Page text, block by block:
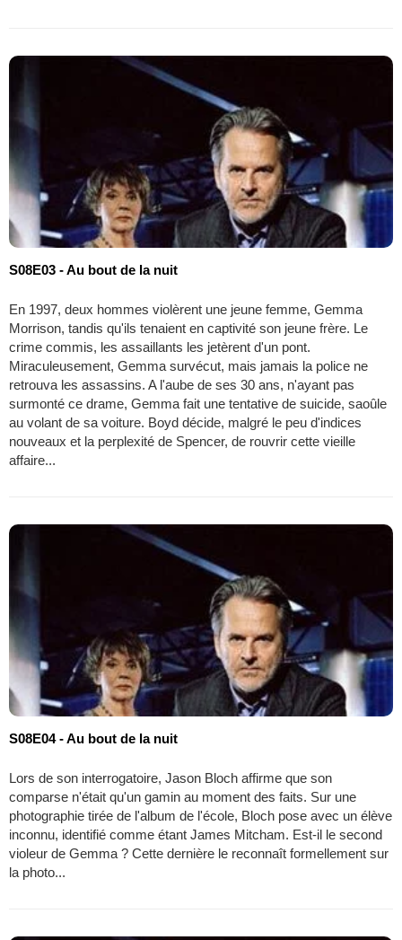
S08E03 - Au bout de la nuit
En 1997, deux hommes violèrent une jeune femme, Gemma
Morrison, tandis qu'ils tenaient en captivité son jeune frère. Le
crime commis, les assaillants les jetèrent d'un pont.
Miraculeusement, Gemma survécut, mais jamais la police ne
retrouva les assassins. A l'aube de ses 30 ans, n'ayant pas
surmonté ce drame, Gemma fait une tentative de suicide, saoûle
au volant de sa voiture. Boyd décide, malgré le peu d'indices
nouveaux et la perplexité de Spencer, de rouvrir cette vieille
affaire...
S08E04 - Au bout de la nuit
Lors de son interrogatoire, Jason Bloch affirme que son
comparse n'était qu'un gamin au moment des faits. Sur une
photographie tirée de l'album de l'école, Bloch pose avec un élève
inconnu, identifié comme étant James Mitcham. Est-il le second
violeur de Gemma ? Cette dernière le reconnaît formellement sur
la photo...